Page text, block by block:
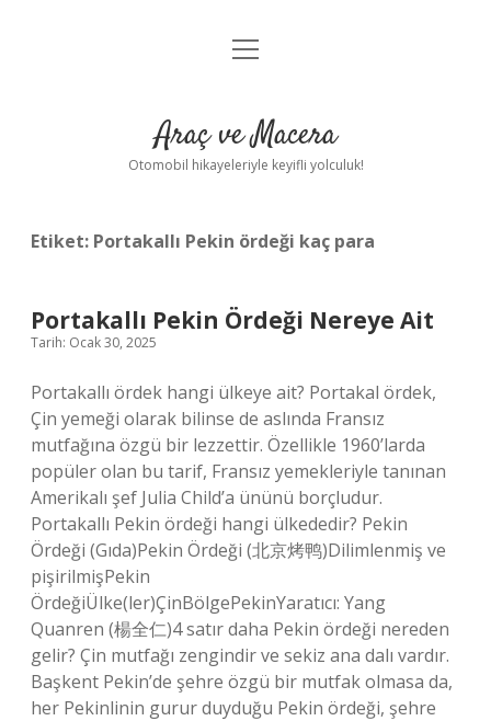
Anasayfa
Yasal Uyarı
menüyü
Araç ve Macera
Otomobil hikayeleriyle keyifli yolculuk!
Etiket: Portakallı Pekin ördeği kaç para
Portakallı Pekin Ördeği Nereye Ait
Tarih: Ocak 30, 2025
Portakallı ördek hangi ülkeye ait? Portakal ördek,
Çin yemeği olarak bilinse de aslında Fransız
mutfağına özgü bir lezzettir. Özellikle 1960’larda
popüler olan bu tarif, Fransız yemekleriyle tanınan
Amerikalı şef Julia Child’a ününü borçludur.
Portakallı Pekin ördeği hangi ülkededir? Pekin
Ördeği (Gıda)Pekin Ördeği (北京烤鸭)Dilimlenmiş ve
pişirilmişPekin
ÖrdeğiÜlke(ler)ÇinBölgePekinYaratıcı: Yang
Quanren (楊全仁)4 satır daha Pekin ördeği nereden
gelir? Çin mutfağı zengindir ve sekiz ana dalı vardır.
Başkent Pekin’de şehre özgü bir mutfak olmasa da,
her Pekinlinin gurur duyduğu Pekin ördeği, şehre